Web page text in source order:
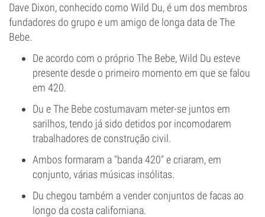
Dave Dixon, conhecido como Wild Du, é um dos membros
fundadores do grupo e um amigo de longa data de The
Bebe.
De acordo com o próprio The Bebe, Wild Du esteve
presente desde o primeiro momento em que se falou
em 420.
Du e The Bebe costumavam meter-se juntos em
sarilhos, tendo já sido detidos por incomodarem
trabalhadores de construção civil.
Ambos formaram a "banda 420" e criaram, em
conjunto, várias músicas insólitas.
Du chegou também a vender conjuntos de facas ao
longo da costa californiana.